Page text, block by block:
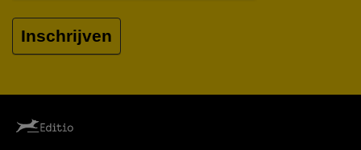
Inschrijven